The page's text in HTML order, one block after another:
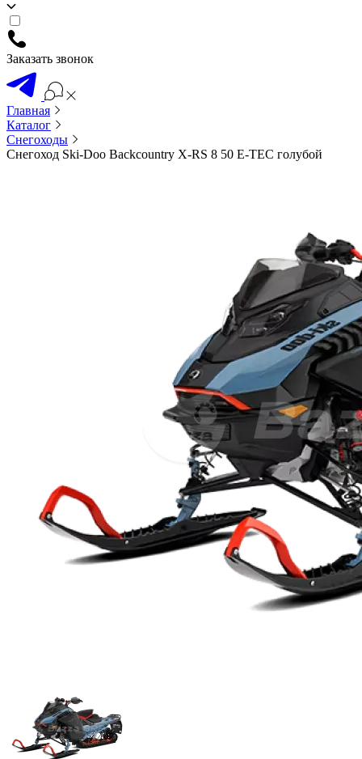
Заказать звонок
Главная
Каталог
Снегоходы
Снегоход Ski-Doo Backcountry X-RS 8 50 E-TEC голубой